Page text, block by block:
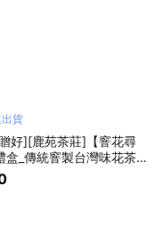
貨
好][鹿苑茶莊]【窨花尋
盒_傳統窨製台灣味花茶 x
術(散茶一罐+花茶四包)
出貨」